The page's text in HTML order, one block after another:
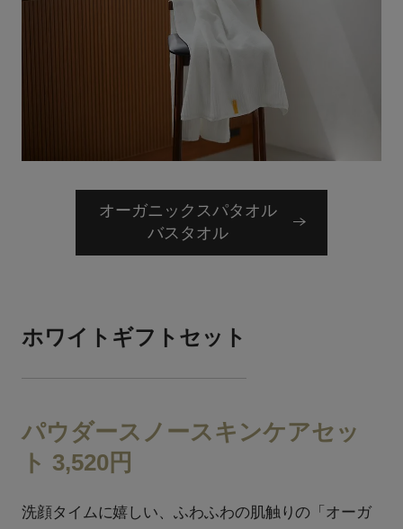
オーガニックスパタオル
バスタオル
ホワイトギフトセット
パウダースノースキンケアセッ
ト 3,520円
洗顔タイムに嬉しい、ふわふわの肌触りの「オーガ